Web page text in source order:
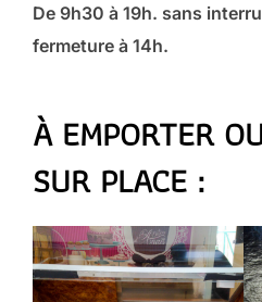
De 9h30 à 19h. sans
fermeture à 14h.
À EMPORTER
SUR PLACE :